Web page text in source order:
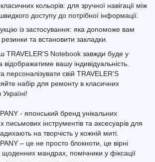
кольорів: для зручної навігації між
доступу до потрібної інформації.
із застосування: яка допоможе вам
та встановити закладки.
TRAVELER'S Notebook завжди буде у
відображатиме вашу індивідуальність.
персоналізувати свій TRAVELER'S
набір для ремонту в класичних
- японський бренд унікальних
письмових інструментів та аксесуарів для
на творчість у кожній миті.
– це не просто блокноти, це вірні
мандрах, помічники у фіксації